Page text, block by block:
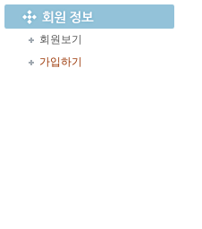
회원보기
가입하기